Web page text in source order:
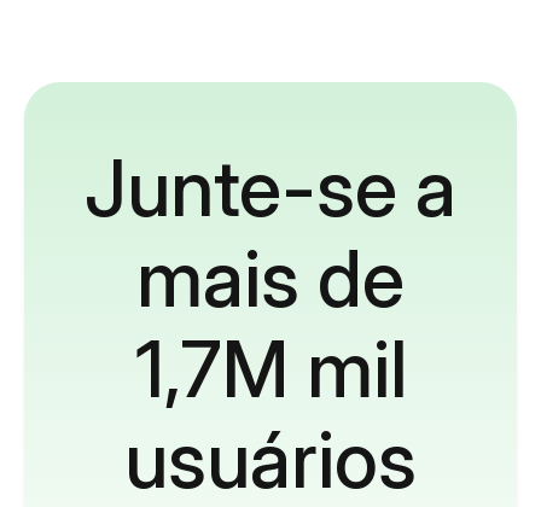
Junte-se a
mais de
1,7M mil
usuários